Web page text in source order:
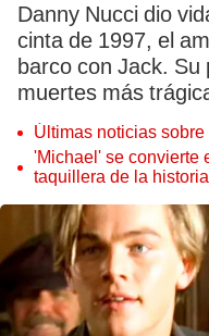
Danny Nucci dio
cinta de 1997, el
barco con Jack. Su
muertes más
Últimas noticias
'Michael' se convierte
taquillera de la